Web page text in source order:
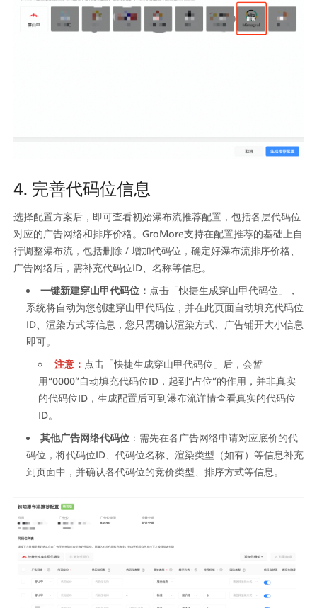
4. 完善代码位信息
选择配置方案后，即可查看初始瀑布流推荐配置，包括各层代码位
对应的广告网络和排序价格。GroMore支持在配置推荐的基础上自
行调整瀑布流，包括删除 / 增加代码位，确定好瀑布流排序价格、
广告网络后，需补充代码位ID、名称等信息。
一键新建穿山甲代码位： 点击「快捷生成穿山甲代码位」，
系统将自动为您创建穿山甲代码位，并在此页面自动填充代码位
ID、渲染方式等信息，您只需确认渲染方式、广告铺开大小信息
即可。
注意： 点击「快捷生成穿山甲代码位」后，会暂
用“0000”自动填充代码位ID，起到“占位”的作用，并非真实
的代码位ID，生成配置后可到瀑布流详情查看真实的代码位
ID。
其他广告网络代码位：需先在各广告网络申请对应底价的代
码位，将代码位ID、代码位名称、渲染类型（如有）等信息补充
到页面中，并确认各代码位的竞价类型、排序方式等信息。